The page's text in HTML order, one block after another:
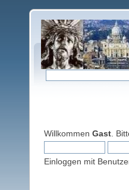
Willkommen Gast .
Einloggen mit